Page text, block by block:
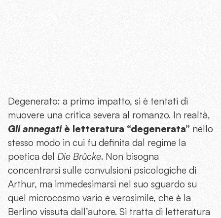
Degenerato: a primo impatto, si è tentati di
muovere una critica severa al romanzo. In realtà,
Gli annegatiè letteratura “degenerata” nello
stesso modo in cui fu definita dal regime la
poetica del Die Brücke. Non bisogna
concentrarsi sulle convulsioni psicologiche di
Arthur, ma immedesimarsi nel suo sguardo su
quel microcosmo vario e verosimile, che è la
Berlino vissuta dall’autore. Si tratta di letteratura